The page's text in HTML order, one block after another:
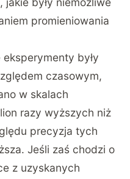
promieniowania
były
czasowym,
w skalach
razy wyższych niż
precyzja tych
Jeśli zaś chodzi o
z uzyskanych